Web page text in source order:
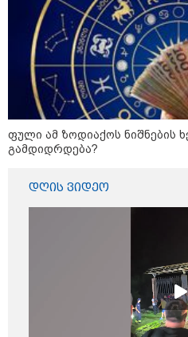
10:45 / 10-08-2026
"2008-2022 წლებში
არ ერიდებოდნენ,
ნიკოლოზ რაჭველი
ბურჭულაძე..." -
19:03 /
ფული ამ ზოდიაქოს ნიშნების
გამდიდრდება?
დღის ვიდეო